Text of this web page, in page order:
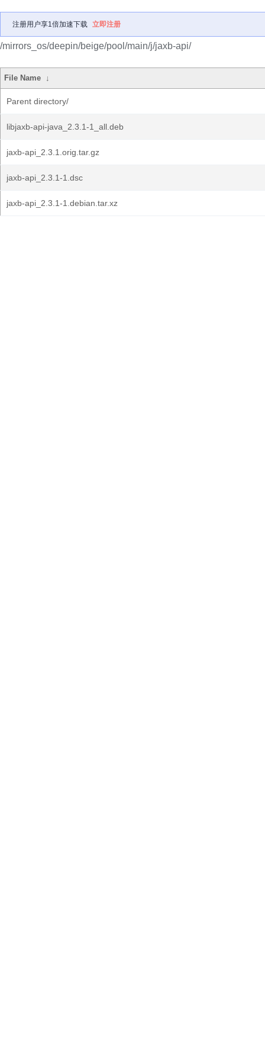
注册用户享1倍加速下载 立即注册
/mirrors_os/deepin/beige/pool/main/j/jaxb-api/
File Name ↓
Parent directory/
libjaxb-api-java_2.3.1-1_all.deb
jaxb-api_2.3.1.orig.tar.gz
jaxb-api_2.3.1-1.dsc
jaxb-api_2.3.1-1.debian.tar.xz